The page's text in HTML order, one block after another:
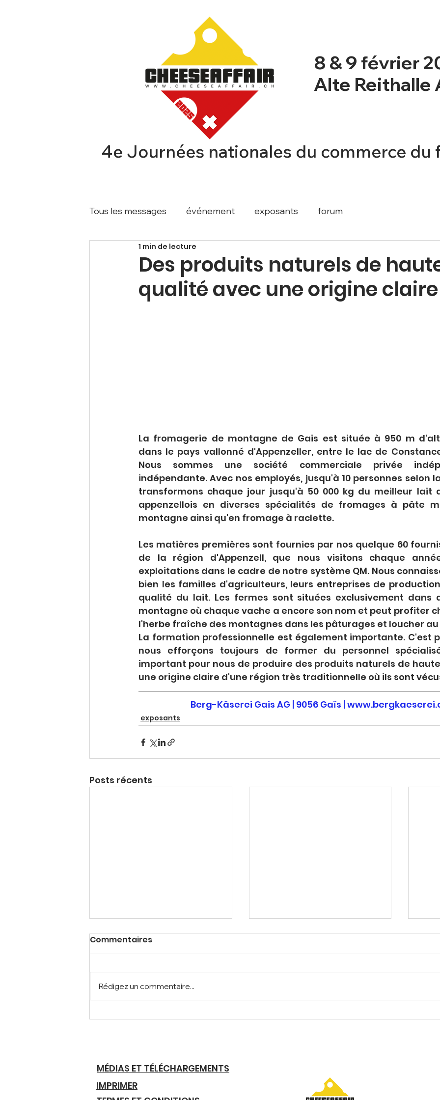
8 & 9 février
Alte Reithalle
4e Journées nationales du commerce du
Tous les messages événement exposants forum
Des produits naturels de
qualité avec une origine claire
1 min de lecture
La fromagerie de montagne de Gais est située à 950 m
dans le pays vallonné d'Appenzeller, entre le lac de
Nous sommes une société commerciale privée
indépendante. Avec nos employés, jusqu'à 10 personnes selon
transformons chaque jour jusqu'à 50 000 kg du meilleur lait
appenzellois en diverses spécialités de fromages à pâte
montagne ainsi qu'en fromage à raclette.
Les matières premières sont fournies par nos quelque 60
de la région d'Appenzell, que nous visitons chaque
exploitations dans le cadre de notre système QM. Nous
bien les familles d'agriculteurs, leurs entreprises de
qualité du lait. Les fermes sont situées exclusivement dans
montagne où chaque vache a encore son nom et peut profiter
l'herbe fraîche des montagnes dans les pâturages et loucher au
La formation professionnelle est également importante. C'est
nous efforçons toujours de former du personnel
important pour nous de produire des produits naturels de
une origine claire d'une région très traditionnelle où ils sont
Berg-Käserei Gais AG | 9056 Gaïs |
exposants
Posts récents
Le temps est le bonheur.
Entreprise familiale au
Commentaires
Rédigez un commentaire...
MÉDIAS ET TÉLÉCHARGEMENTS
IMPRIMER